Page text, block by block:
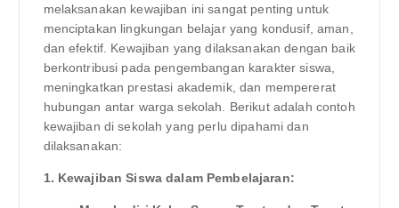
melaksanakan kewajiban ini sangat penting untuk
menciptakan lingkungan belajar yang kondusif, aman,
dan efektif. Kewajiban yang dilaksanakan dengan baik
berkontribusi pada pengembangan karakter siswa,
meningkatkan prestasi akademik, dan mempererat
hubungan antar warga sekolah. Berikut adalah contoh
kewajiban di sekolah yang perlu dipahami dan
dilaksanakan:
1. Kewajiban Siswa dalam Pembelajaran: